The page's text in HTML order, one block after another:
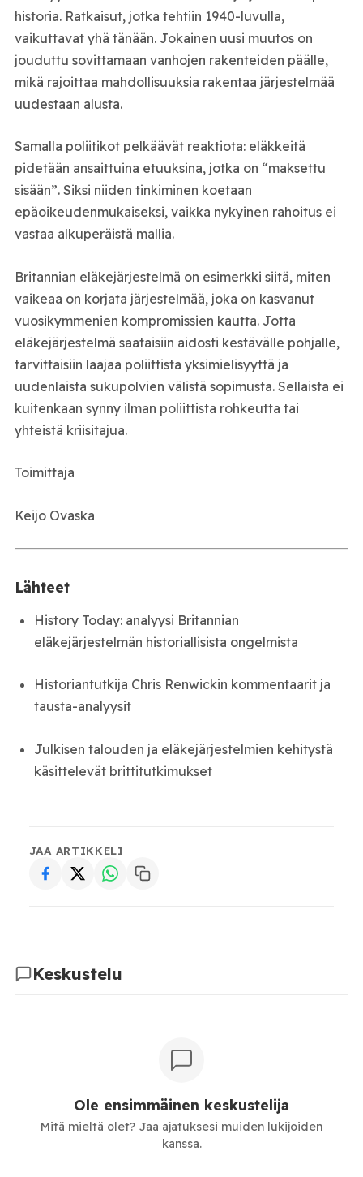
historia. Ratkaisut, jotka tehtiin 1940-luvulla,
vaikuttavat yhä tänään. Jokainen uusi muutos on
jouduttu sovittamaan vanhojen rakenteiden päälle,
mikä rajoittaa mahdollisuuksia rakentaa järjestelmää
uudestaan alusta.
Samalla poliitikot pelkäävät reaktiota: eläkkeitä
pidetään ansaittuina etuuksina, jotka on “maksettu
sisään”. Siksi niiden tinkiminen koetaan
epäoikeudenmukaiseksi, vaikka nykyinen rahoitus ei
vastaa alkuperäistä mallia.
Britannian eläkejärjestelmä on esimerkki siitä, miten
vaikeaa on korjata järjestelmää, joka on kasvanut
vuosikymmenien kompromissien kautta. Jotta
eläkejärjestelmä saataisiin aidosti kestävälle pohjalle,
tarvittaisiin laajaa poliittista yksimielisyyttä ja
uudenlaista sukupolvien välistä sopimusta. Sellaista ei
kuitenkaan synny ilman poliittista rohkeutta tai
yhteistä kriisitajua.
Toimittaja
Keijo Ovaska
Lähteet
History Today: analyysi Britannian
eläkejärjestelmän historiallisista ongelmista
Historiantutkija Chris Renwickin kommentaarit ja
tausta-analyysit
Julkisen talouden ja eläkejärjestelmien kehitystä
käsittelevät brittitutkimukset
JAA ARTIKKELI
Keskustelu
Ole ensimmäinen keskustelija
Mitä mieltä olet? Jaa ajatuksesi muiden lukijoiden
kanssa.